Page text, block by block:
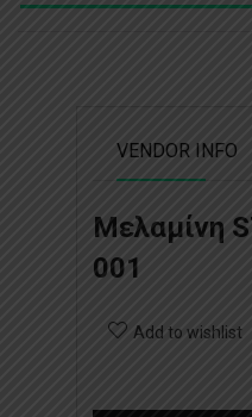
VENDOR INFO
Μελαμίνη
001
Add to wishlist